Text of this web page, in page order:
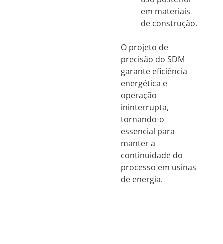
em materiais
de construção.
O projeto de
precisão do SDM
garante eficiência
energética e
operação
ininterrupta,
tornando-o
essencial para
manter a
continuidade do
processo em usinas
de energia.